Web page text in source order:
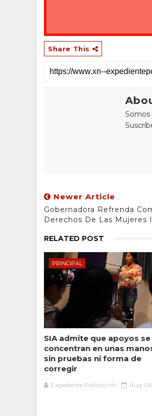
Share This
Somos
Newer Article
Gobernadora Refrenda
Derechos De Las Mujeres
RELATED POST
PRINCIPAL
SIA admite que apoyos se
concentran en unas
sin pruebas ni forma de
corregir
Expediente Político.Mx Aug